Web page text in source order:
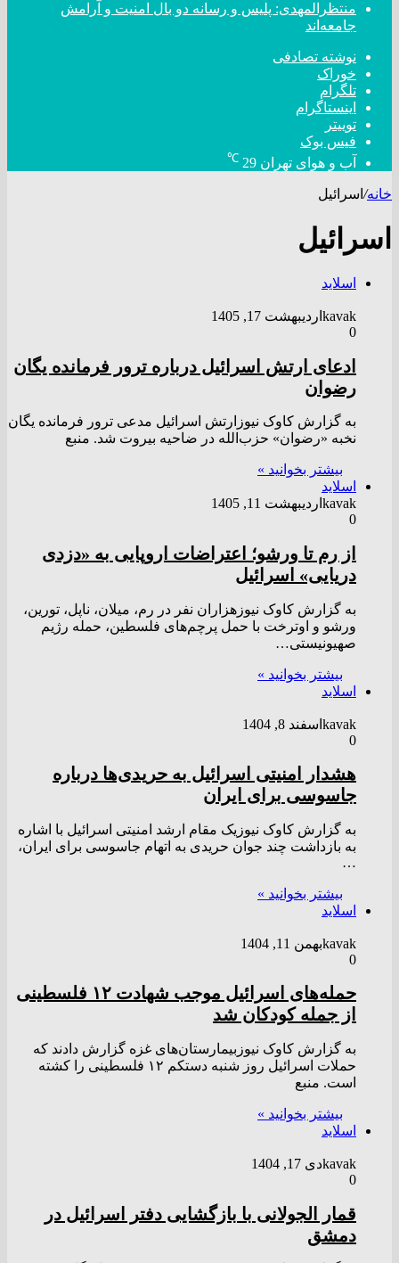
منتظرالمهدی: پلیس و رسانه دو بال امنیت و آرامش
جامعه‌اند
نوشته تصادفی
خوراک
تلگرام
اینستاگرام
توییتر
فیس بوک
آب و هوای تهران 29
℃
خانه/ اسرائیل
اسرائیل
اسلاید
kavak اردیبهشت 17, 1405
0
ادعای ارتش اسرائیل درباره ترور فرمانده یگان
رضوان
به گزارش کاوک نیوزارتش اسرائیل مدعی ترور فرمانده یگان
نخبه «رضوان» حزب‌الله در ضاحیه بیروت شد. منبع
بیشتر بخوانید »
اسلاید
kavak اردیبهشت 11, 1405
0
از رم تا ورشو؛ اعتراضات اروپایی به «دزدی
دریایی» اسرائیل
به گزارش کاوک نیوزهزاران نفر در رم، میلان، ناپل، تورین،
ورشو و اوترخت با حمل پرچم‌های فلسطین، حمله رژیم
صهیونیستی…
بیشتر بخوانید »
اسلاید
kavak اسفند 8, 1404
0
هشدار امنیتی اسرائیل به حریدی‌ها درباره
جاسوسی برای ایران
به گزارش کاوک نیوزیک مقام ارشد امنیتی اسرائیل با اشاره
به بازداشت چند جوان حریدی به اتهام جاسوسی برای ایران،
…
بیشتر بخوانید »
اسلاید
kavakبهمن 11, 1404
0
حمله‌های اسرائیل موجب شهادت ۱۲ فلسطینی
از جمله کودکان شد
به گزارش کاوک نیوزبیمارستان‌های غزه گزارش دادند که
حملات اسرائیل روز شنبه دستکم ۱۲ فلسطینی را کشته
است. منبع
بیشتر بخوانید »
اسلاید
kavakدی 17, 1404
0
قمار الجولانی با بازگشایی دفتر اسرائیل در
دمشق